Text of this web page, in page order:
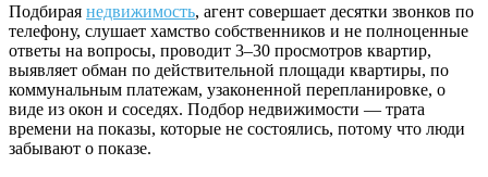
Подбирая недвижимость, агент совершает десятки звонков по
телефону, слушает хамство собственников и не полноценные
ответы на вопросы, проводит 3–30 просмотров квартир,
выявляет обман по действительной площади квартиры, по
коммунальным платежам, узаконенной перепланировке, о
виде из окон и соседях. Подбор недвижимости — трата
времени на показы, которые не состоялись, потому что люди
забывают о показе.